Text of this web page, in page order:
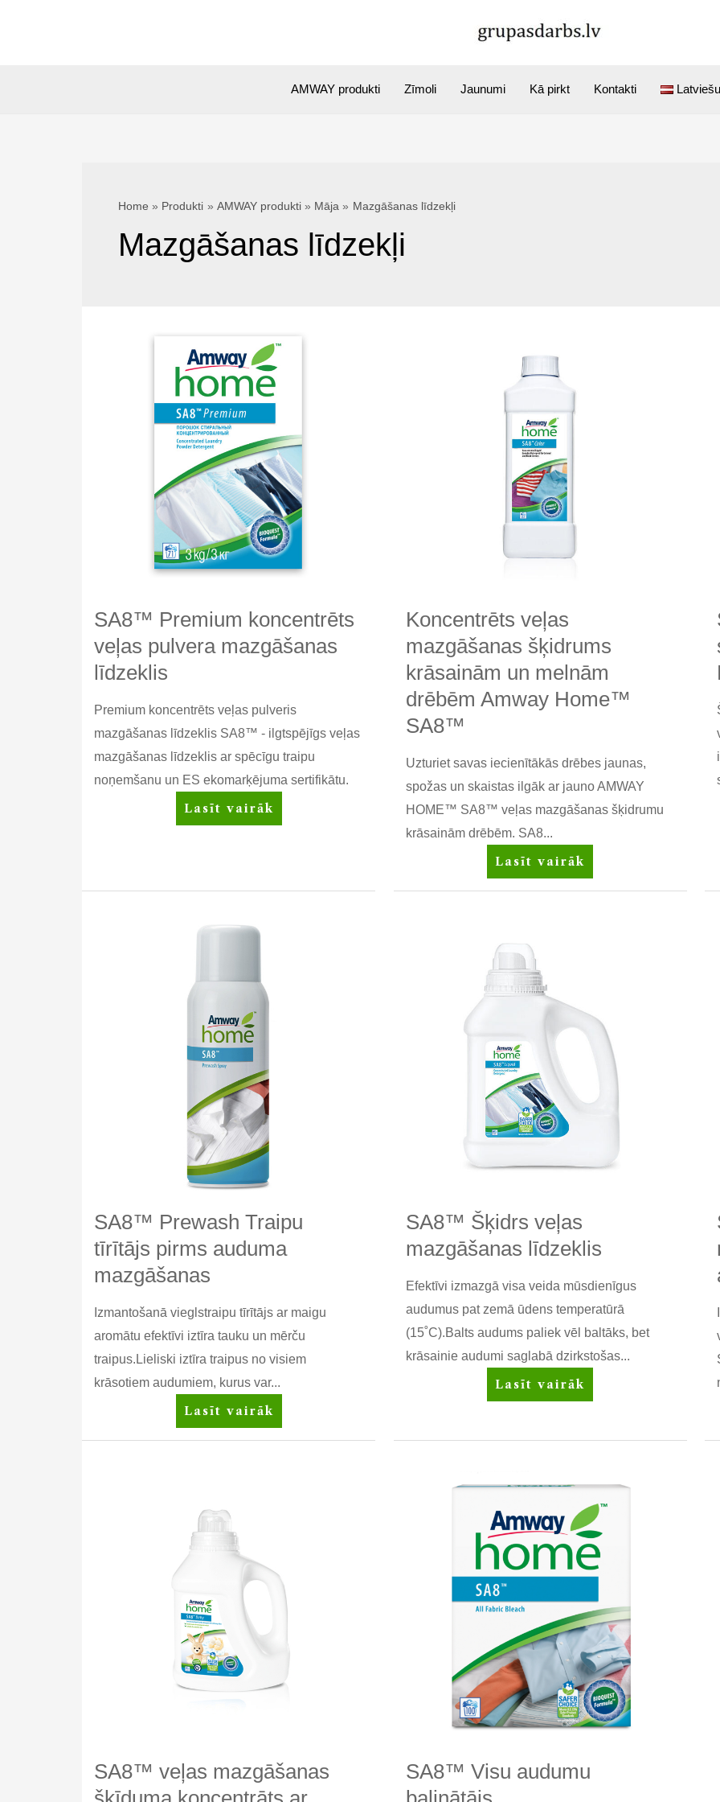
AMWAY produkti Zīmoli Jaunumi Kā pirkt Kontakti
Home Produkti AMWAY produkti Māja Mazgāšanas līdzekļi
Mazgāšanas līdzekļi
SA8™ Premium koncentrēts
veļas pulvera mazgāšanas
līdzeklis
Premium koncentrēts veļas pulveris
mazgāšanas līdzeklis SA8™ - ilgtspējīgs veļas
mazgāšanas līdzeklis ar spēcīgu traipu
noņemšanu un ES ekomarķējuma sertifikātu.
SA8™
Premium
pulvera
līdzeklis
Lasīt vairāk
Koncentrēts veļas
mazgāšanas šķidrums
krāsainām un melnām
drēbēm Amway Home™
SA8™
Uzturiet savas iecienītākās drēbes jaunas,
spožas un skaistas ilgāk ar jauno AMWAY
HOME™ SA8™ veļas mazgāšanas šķidrumu
krāsainām drēbēm. SA8...
Koncentrēts
veļas
krāsainām
melnām
drēbēm
Home™
SA8™
Lasīt vairāk
SA8™ Prewash Traipu
tīrītājs pirms auduma
mazgāšanas
Izmantošanā vieglstraipu tīrītājs ar maigu
aromātu efektīvi iztīra tauku un mērču
traipus.Lieliski iztīra traipus no visiem
krāsotiem audumiem, kurus var...
SA8™
Prewash
auduma
mazgāšanas
Lasīt vairāk
SA8™ Šķidrs veļas
mazgāšanas līdzeklis
Efektīvi izmazgā visa veida mūsdienīgus
audumus pat zemā ūdens temperatūrā
(15˚C).Balts audums paliek vēl baltāks, bet
krāsainie audumi saglabā dzirkstošas...
SA8™
Šķidrs
Lasīt vairāk
SA8™ veļas mazgāšanas
SA8™ Visu audumu